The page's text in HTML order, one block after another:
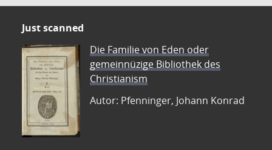
Just scanned
Die Familie von Eden oder
gemeinnüzige Bibliothek des
Christianism
Autor: Pfenninger, Johann Konrad